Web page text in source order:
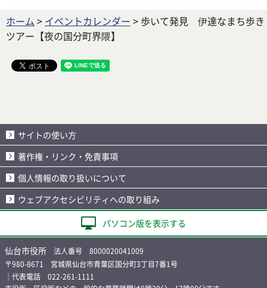
ホーム > イベントカレンダー > 歩いて発見 伊達なまち歩き
ツアー【夜の国分町界隈】
サイトの使い方
著作権・リンク・免責事項
個人情報の取り扱いについて
ウェブアクセシビリティへの取り組み
パソコン版を表示する
仙台市役所 法人番号 8000020041009
〒980-8671 宮城県仙台市青葉区国分町3丁目7番1号
｜代表電話 022-261-1111